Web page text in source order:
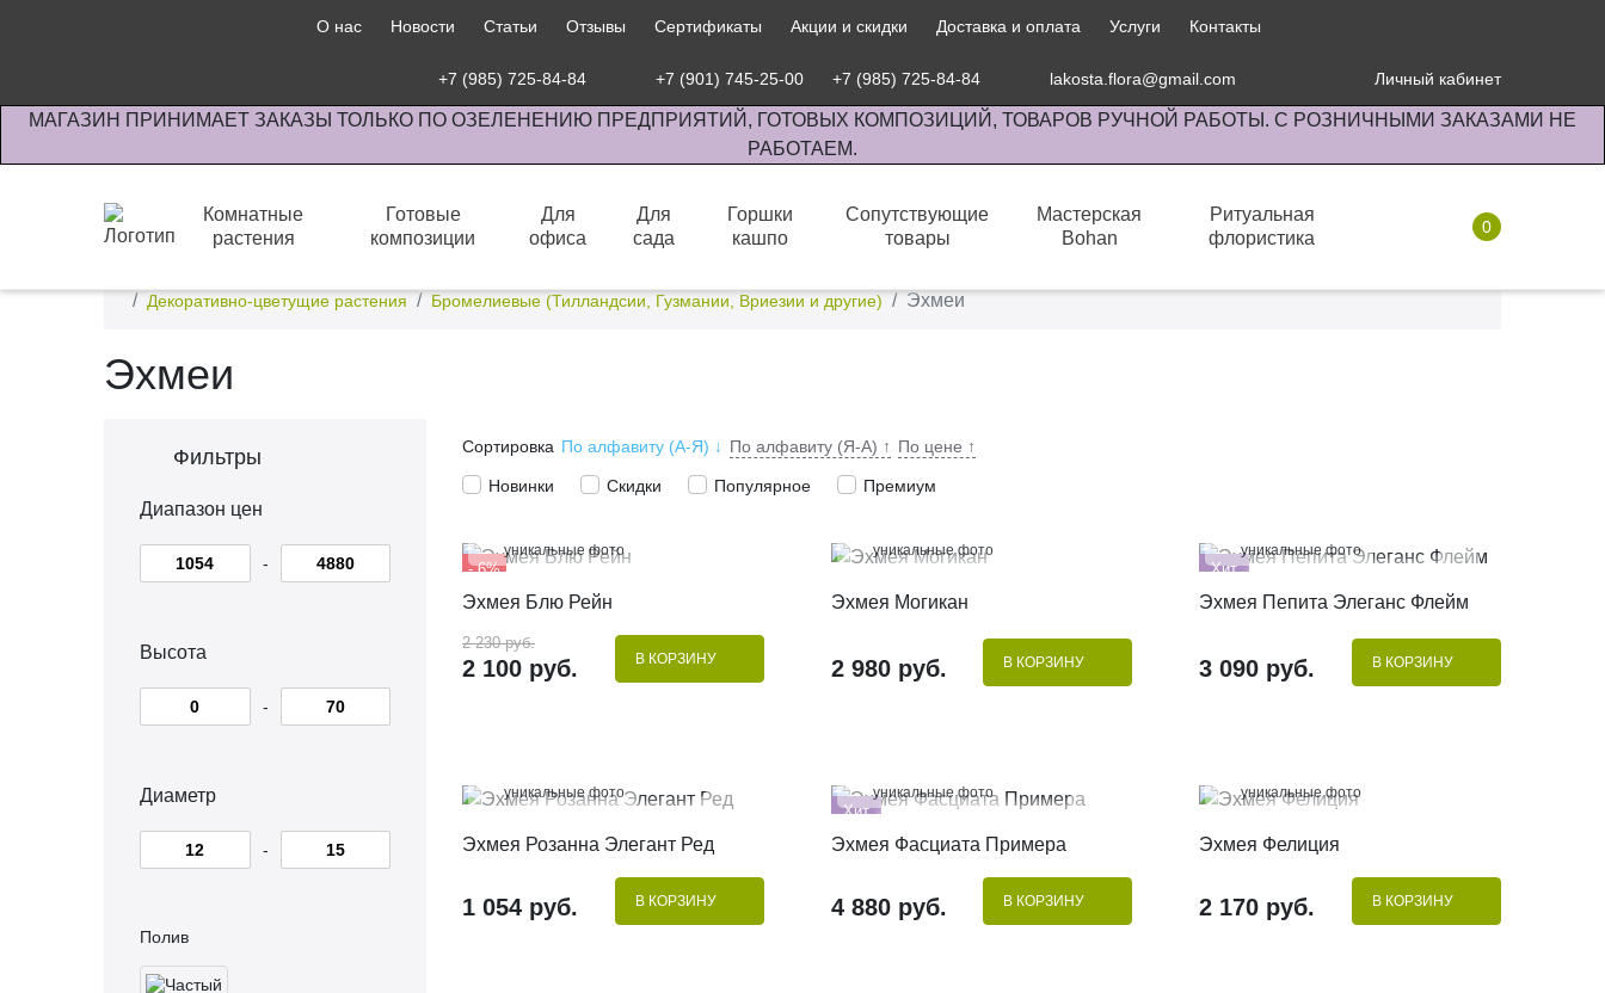
О нас Новости Статьи Отзывы Сертификаты Акции и скидки Доставка и оплата Услуги Контакты
+7 (985) 725-84-84 +7 (901) 745-25-00 +7 (985) 725-84-84 lakosta.flora@gmail.com Личный кабинет
МАГАЗИН ПРИНИМАЕТ ЗАКАЗЫ ТОЛЬКО ПО ОЗЕЛЕНЕНИЮ ПРЕДПРИЯТИЙ, ГОТОВЫХ КОМПОЗИЦИЙ, ТОВАРОВ РУЧНОЙ РАБОТЫ. С РОЗНИЧНЫМИ ЗАКАЗАМИ НЕ
РАБОТАЕМ.
Комнатные
растения
Готовые
композиции
Для
офиса
Для
сада
Горшки
кашпо
Сопутствующие
товары
Мастерская
Bohan
Ритуальная
флористика
0
Декоративно-цветущие растения
Бромелиевые (Тилландсии, Гузмании, Вриезии и другие) Эхмеи
Эхмеи
Фильтры
Диапазон цен
-
Высота
-
Диаметр
-
Полив
Сортировка По алфавиту (А-Я) ↓ По алфавиту (Я-А) ↑ По цене ↑
Новинки Скидки Популярное Премиум
- 6%
уникальные фото
Эхмея Блю Рейн
2 230 руб.
2 100 руб. В КОРЗИНУ
уникальные фото
Эхмея Могикан
2 980 руб. В КОРЗИНУ
Хит
уникальные фото
Эхмея Пепита Элеганс Флейм
3 090 руб. В КОРЗИНУ
уникальные фото
Эхмея Розанна Элегант Ред
1 054 руб. В КОРЗИНУ
Хит
уникальные фото
Эхмея Фасциата Примера
4 880 руб. В КОРЗИНУ
уникальные фото
Эхмея Фелиция
2 170 руб. В КОРЗИНУ